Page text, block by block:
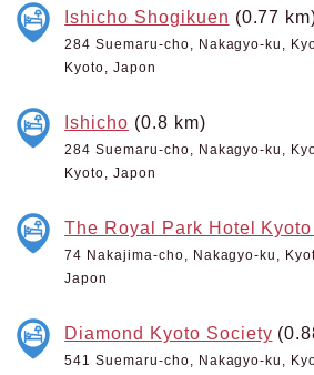
Ishicho Shogikuen (0.77
284 Suemaru-cho, Nakagyo-ku,
Kyoto, Japon
Ishicho (0.8 km)
284 Suemaru-cho, Nakagyo-ku,
Kyoto, Japon
The Royal Park Hotel
74 Nakajima-cho, Nakagyo-ku,
Japon
Diamond Kyoto Society
541 Suemaru-cho, Nakagyo-ku,